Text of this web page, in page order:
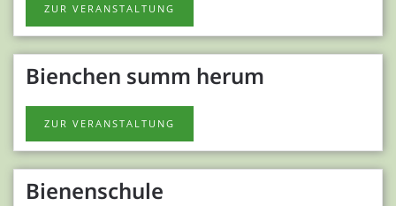
ZUR VERANSTALTUNG
Bienchen summ herum
ZUR VERANSTALTUNG
Bienenschule